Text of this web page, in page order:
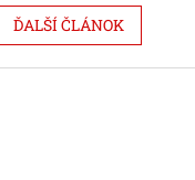
ĎALŠÍ ČLÁNOK